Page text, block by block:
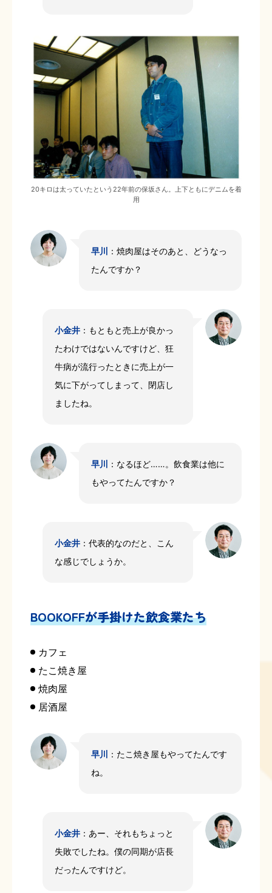
20キロは太っていたという22年前の保坂さん。上下ともにデニムを着
用
早川
：焼肉屋はそのあと、どうなっ
たんですか？
小金井 ：もともと売上が良かっ
たわけではないんですけど、狂
牛病が流行ったときに売上が一
気に下がってしまって、閉店し
ましたね。
早川
：なるほど……。飲食業は他に
もやってたんですか？
小金井 ：代表的なのだと、こん
な感じでしょうか。
BOOKOFFが手掛けた飲食業たち
カフェ
たこ焼き屋
焼肉屋
居酒屋
早川
：たこ焼き屋もやってたんです
ね。
小金井 ：あー、それもちょっと
失敗でしたね。僕の同期が店長
だったんですけど。